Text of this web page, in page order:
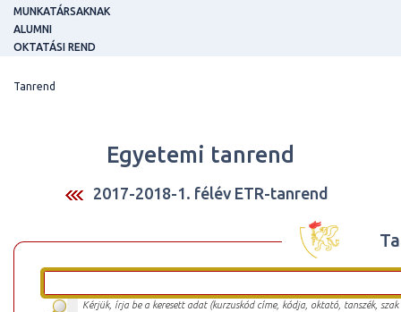
MUNKATÁRSAKNAK
ALUMNI
OKTATÁSI REND
Tanrend
Egyetemi tanrend
2017-2018-1. félév ETR-tanrend
Kérjük, írja be a keresett adat (kurzuskód címe, kódja, oktató, tanszék,